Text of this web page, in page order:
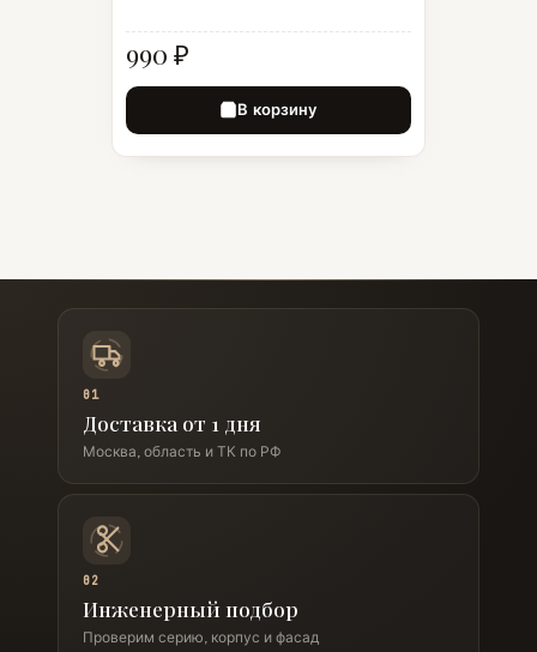
990 ₽
В корзину
01
Доставка от 1 дня
Москва, область и ТК по РФ
02
Инженерный подбор
Проверим серию, корпус и фасад